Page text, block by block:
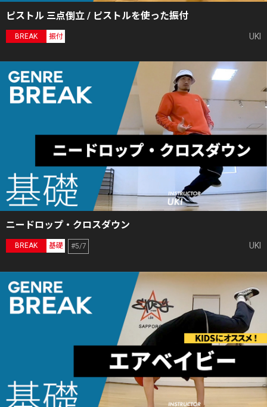
ピストル 三点倒立 / ピストルを使った振付
BREAK 振付 UKI
ニードロップ・クロスダウン
BREAK 基礎 #5/7 UKI